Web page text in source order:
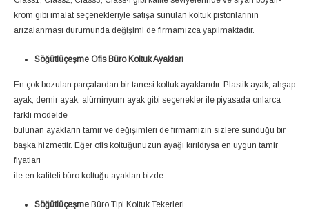
krom gibi imalat seçenekleriyle satışa sunulan koltuk pistonlarının
arızalanması durumunda değişimi de firmamızca yapılmaktadır.
Söğütlüçeşme Ofis Büro Koltuk Ayakları
En çok bozulan parçalardan bir tanesi koltuk ayaklarıdır. Plastik ayak, ahşap
ayak, demir ayak, alüminyum ayak gibi seçenekler ile piyasada onlarca
farklı modelde
bulunan ayakların tamir ve değişimleri de firmamızın sizlere sunduğu bir
başka hizmettir. Eğer ofis koltuğunuzun ayağı kırıldıysa en uygun tamir
fiyatları
ile en kaliteli büro koltuğu ayakları bizde.
Söğütlüçeşme Büro Tipi Koltuk Tekerleri